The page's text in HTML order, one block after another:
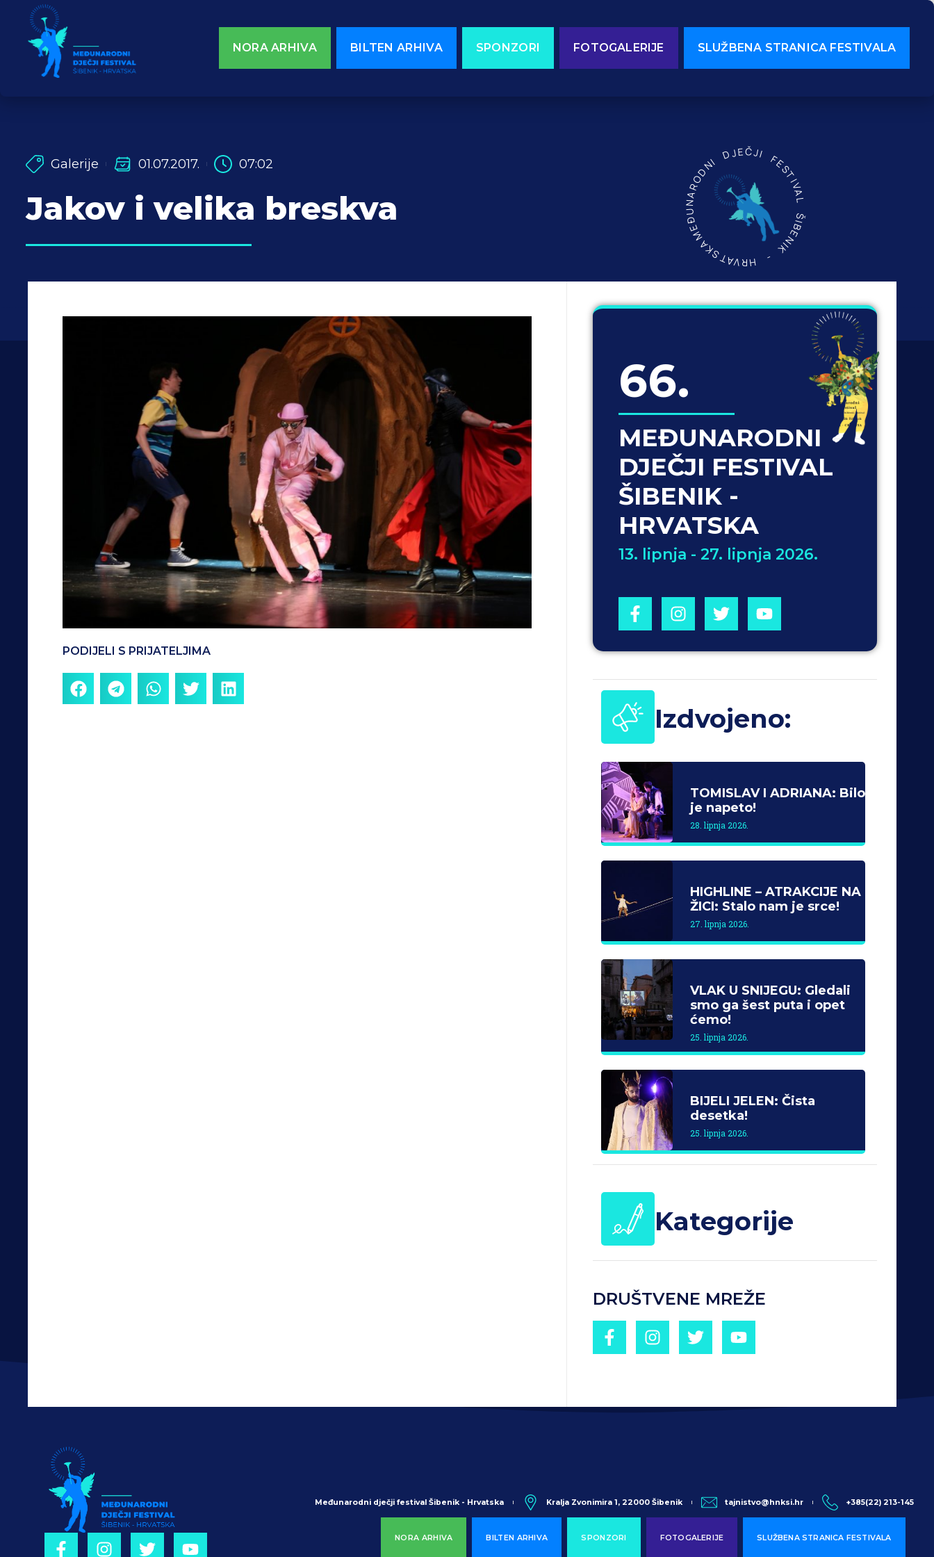
NORA ARHIVA BILTEN ARHIVA SPONZORI FOTOGALERIJE SLUŽBENA STRANICA FESTIVALA
Galerije 01.07.2017. 07:02
Jakov i velika breskva MEĐUNARODNI DJEČJI FESTIVAL ŠIBENIK - HRVATSKA
PODIJELI S PRIJATELJIMA
66.
MEĐUNARODNI
DJEČJI FESTIVAL
ŠIBENIK -
HRVATSKA
13. lipnja - 27. lipnja 2026.
Izdvojeno:
TOMISLAV I ADRIANA: Bilo
je napeto!
28. lipnja 2026.
HIGHLINE – ATRAKCIJE NA
ŽICI: Stalo nam je srce!
27. lipnja 2026.
VLAK U SNIJEGU: Gledali
smo ga šest puta i opet
ćemo!
25. lipnja 2026.
BIJELI JELEN: Čista
desetka!
25. lipnja 2026.
Kategorije
DRUŠTVENE MREŽE
NORA ARHIVA BILTEN ARHIVA SPONZORI FOTOGALERIJE SLUŽBENA STRANICA FESTIVALA
Međunarodni dječji festival Šibenik - Hrvatska Kralja Zvonimira 1, 22000 Šibenik tajnistvo@hnksi.hr +385(22) 213-145